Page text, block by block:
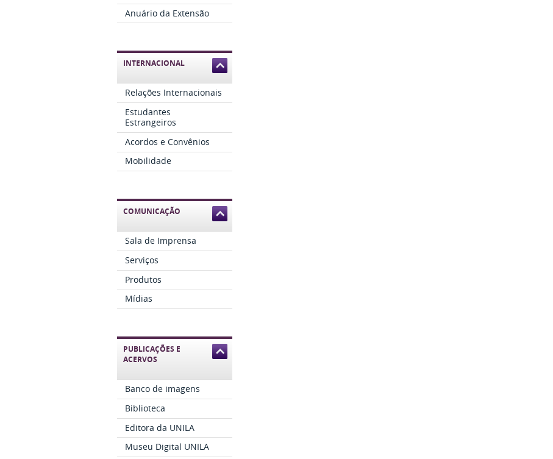
Anuário da Extensão
INTERNACIONAL
Relações Internacionais
Estudantes
Estrangeiros
Acordos e Convênios
Mobilidade
COMUNICAÇÃO
Sala de Imprensa
Serviços
Produtos
Mídias
PUBLICAÇÕES E
ACERVOS
Banco de imagens
Biblioteca
Editora da UNILA
Museu Digital UNILA